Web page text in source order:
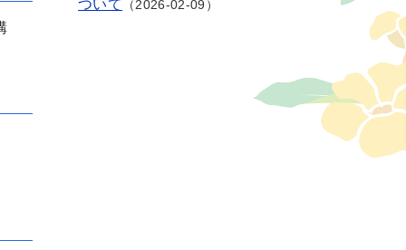
ついて
2026-02-09